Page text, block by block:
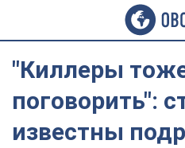
"Киллеры
поговорить":
известны